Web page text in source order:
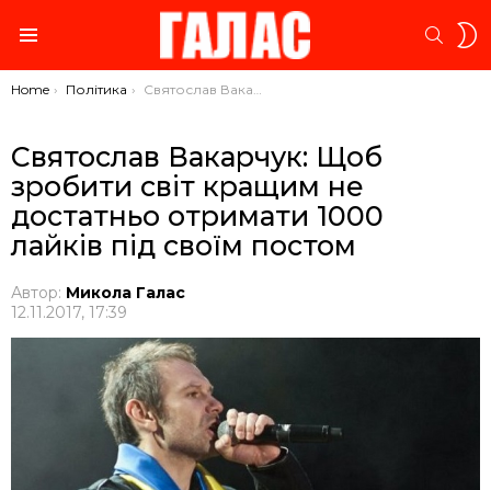
You are here:
Home Політика Святослав Вакарчук: Щоб зробити світ кращим не достатньо отримати 1000 лайків під своїм постом
Святослав Вакарчук: Щоб
зробити світ кращим не
достатньо отримати 1000
лайків під своїм постом
Автор: Микола Галас
12.11.2017, 17:39